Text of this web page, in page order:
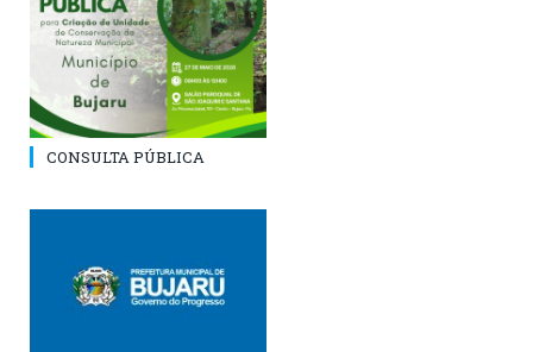
CONSULTA PÚBLICA